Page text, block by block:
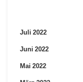
Juli 2022
Juni 2022
Mai 2022